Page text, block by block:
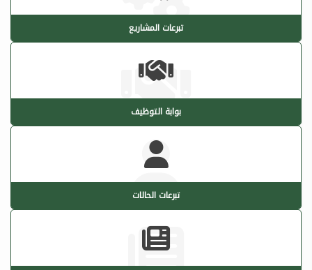
تبرعات المشاريع
بوابة التوظيف
تبرعات الحالات